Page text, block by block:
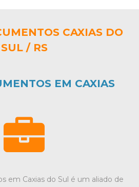
CAXIAS DO
SUL / RS
EM CAXIAS
em Caxias do Sul é um aliado de